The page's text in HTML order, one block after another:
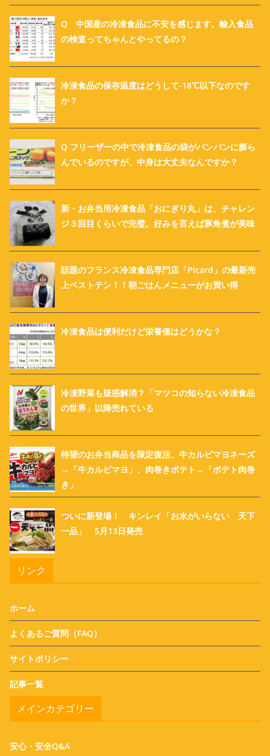
Q 中国産の冷凍食品に不安を感じます。輸入食品
の検査ってちゃんとやってるの？
冷凍食品の保存温度はどうして-18℃以下なのです
か？
Q フリーザーの中で冷凍食品の袋がパンパンに膨ら
んでいるのですが、中身は大丈夫なんですか？
新・お弁当用冷凍食品「おにぎり丸」は、チャレン
ジ３回目くらいで完璧。好みを言えば豚角煮が美味
話題のフランス冷凍食品専門店「Picard」の最新売
上ベストテン！！朝ごはんメニューがお買い得
冷凍食品は便利だけど栄養価はどうかな？
冷凍野菜も疑惑解消？「マツコの知らない冷凍食品
の世界」以降売れている
待望のお弁当商品を限定復活、牛カルビマヨネーズ
→「牛カルビマヨ」、肉巻きポテト→「ポテト肉巻
き」
ついに新登場！ キンレイ「お水がいらない 天下
一品」 5月13日発売
リンク
ホーム
よくあるご質問（FAQ）
サイトポリシー
記事一覧
メインカテゴリー
安心・安全Q&A